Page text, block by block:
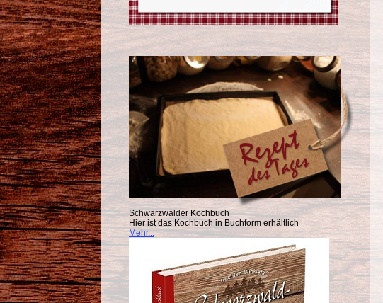
Schwarzwälder Kochbuch
Hier ist das Kochbuch in Buchform erhältlich
Mehr...